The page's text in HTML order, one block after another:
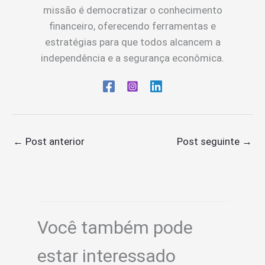
missão é democratizar o conhecimento
financeiro, oferecendo ferramentas e
estratégias para que todos alcancem a
independência e a segurança econômica.
← Post anterior Post seguinte →
Você também pode
estar interessado